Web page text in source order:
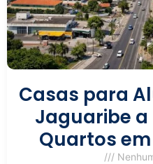
Casas para
Jaguaribe a
Quartos